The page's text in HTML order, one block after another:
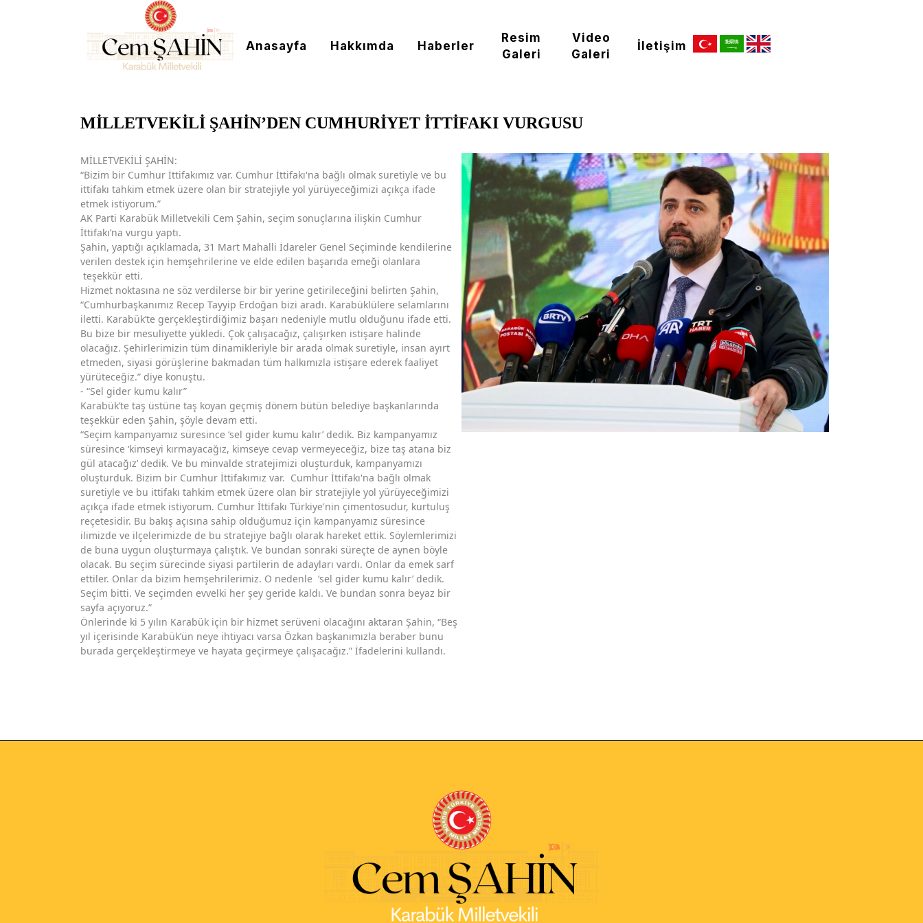
MİLLETVEKİLİ ŞAHİN’DEN CUMHURİYET İTTİFAKI VURGUSU
MİLLETVEKİLİ ŞAHİN:
“Bizim bir Cumhur İttifakımız var. Cumhur İttifakı'na bağlı olmak suretiyle ve bu
ittifakı tahkim etmek üzere olan bir stratejiyle yol yürüyeceğimizi açıkça ifade
etmek istiyorum.”
AK Parti Karabük Milletvekili Cem Şahin, seçim sonuçlarına ilişkin Cumhur
İttifakı’na vurgu yaptı.
Şahin, yaptığı açıklamada, 31 Mart Mahalli İdareler Genel Seçiminde kendilerine
verilen destek için hemşehrilerine ve elde edilen başarıda emeği olanlara
teşekkür etti.
Hizmet noktasına ne söz verdilerse bir bir yerine getirileceğini belirten Şahin,
“Cumhurbaşkanımız Recep Tayyip Erdoğan bizi aradı. Karabüklülere selamlarını
iletti. Karabük’te gerçekleştirdiğimiz başarı nedeniyle mutlu olduğunu ifade etti.
Bu bize bir mesuliyette yükledi. Çok çalışacağız, çalışırken istişare halinde
olacağız. Şehirlerimizin tüm dinamikleriyle bir arada olmak suretiyle, insan ayırt
etmeden, siyasi görüşlerine bakmadan tüm halkımızla istişare ederek faaliyet
yürüteceğiz.” diye konuştu.
- “Sel gider kumu kalır”
Karabük’te taş üstüne taş koyan geçmiş dönem bütün belediye başkanlarında
teşekkür eden Şahin, şöyle devam etti.
“Seçim kampanyamız süresince ‘sel gider kumu kalır’ dedik. Biz kampanyamız
süresince ‘kimseyi kırmayacağız, kimseye cevap vermeyeceğiz, bize taş atana biz
gül atacağız’ dedik. Ve bu minvalde stratejimizi oluşturduk, kampanyamızı
oluşturduk. Bizim bir Cumhur İttifakımız var. Cumhur İttifakı'na bağlı olmak
suretiyle ve bu ittifakı tahkim etmek üzere olan bir stratejiyle yol yürüyeceğimizi
açıkça ifade etmek istiyorum. Cumhur İttifakı Türkiye'nin çimentosudur, kurtuluş
reçetesidir. Bu bakış açısına sahip olduğumuz için kampanyamız süresince
ilimizde ve ilçelerimizde de bu stratejiye bağlı olarak hareket ettik. Söylemlerimizi
de buna uygun oluşturmaya çalıştık. Ve bundan sonraki süreçte de aynen böyle
olacak. Bu seçim sürecinde siyasi partilerin de adayları vardı. Onlar da emek sarf
ettiler. Onlar da bizim hemşehrilerimiz. O nedenle ‘sel gider kumu kalır’ dedik.
Seçim bitti. Ve seçimden evvelki her şey geride kaldı. Ve bundan sonra beyaz bir
sayfa açıyoruz.”
Önlerinde ki 5 yılın Karabük için bir hizmet serüveni olacağını aktaran Şahin, “Beş
yıl içerisinde Karabük’ün neye ihtiyacı varsa Özkan başkanımızla beraber bunu
burada gerçekleştirmeye ve hayata geçirmeye çalışacağız.” İfadelerini kullandı.
Anasayfa Hakkımda Haberler
Resim
Galeri
Video
Galeri
İletişim